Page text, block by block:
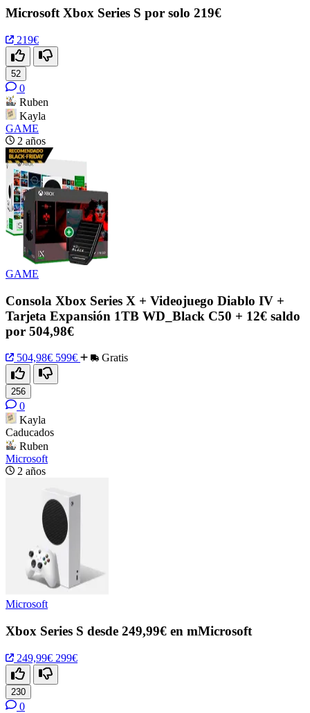
Microsoft Xbox Series S por solo 219€
219€
52
0
Ruben
Kayla
GAME
2 años
GAME
Consola Xbox Series X + Videojuego Diablo IV +
Tarjeta Expansión 1TB WD_Black C50 + 12€ saldo
por 504,98€
504,98€ 599€ Gratis
256
0
Kayla
Caducados
Ruben
Microsoft
2 años
Microsoft
Xbox Series S desde 249,99€ en mMicrosoft
249,99€ 299€
230
0